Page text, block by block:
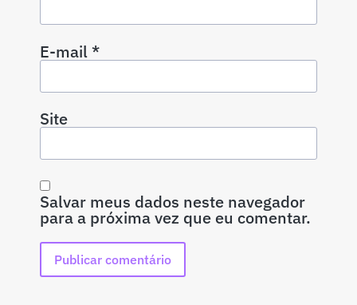
E-mail*
Site
Salvar meus dados neste navegador
para a próxima vez que eu comentar.